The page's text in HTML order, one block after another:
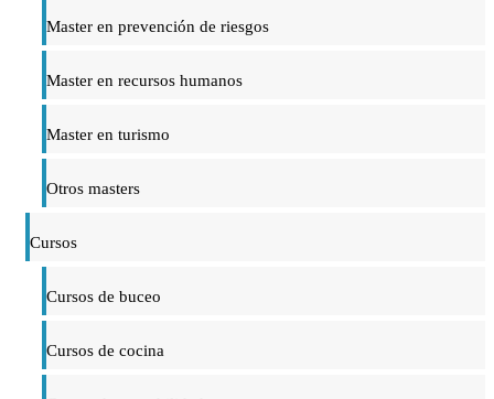
Master en prevención de riesgos
Master en recursos humanos
Master en turismo
Otros masters
Cursos
Cursos de buceo
Cursos de cocina